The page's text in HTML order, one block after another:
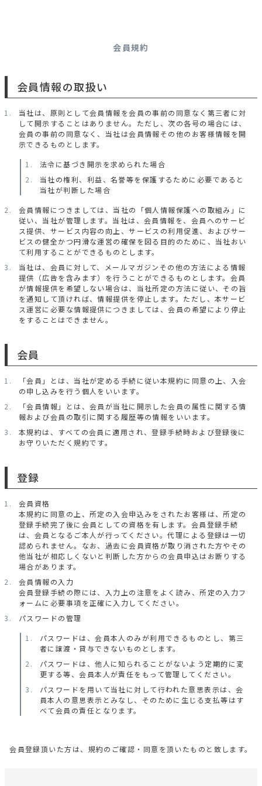
会員規約
会員情報の取扱い
当社は、原則として会員情報を会員の事前の同意なく第三者に対
して開示することはありません。ただし、次の各号の場合には、
会員の事前の同意なく、当社は会員情報その他のお客様情報を開
示できるものとします。
法令に基づき開示を求められた場合
当社の権利、利益、名誉等を保護するために必要であると
当社が判断した場合
会員情報につきましては、当社の「個人情報保護への取組み」に
従い、当社が管理します。当社は、会員情報を、会員へのサービ
ス提供、サービス内容の向上、サービスの利用促進、およびサー
ビスの健全かつ円滑な運営の確保を図る目的のために、当社おい
て利用することができるものとします。
当社は、会員に対して、メールマガジンその他の方法による情報
提供（広告を含みます）を行うことができるものとします。会員
が情報提供を希望しない場合は、当社所定の方法に従い、その旨
を通知して頂ければ、情報提供を停止します。ただし、本サービ
ス運営に必要な情報提供につきましては、会員の希望により停止
をすることはできません。
会員
「会員」とは、当社が定める手続に従い本規約に同意の上、入会
の申し込みを行う個人をいいます。
「会員情報」とは、会員が当社に開示した会員の属性に関する情
報および会員の取引に関する履歴等の情報をいいます。
本規約は、すべての会員に適用され、登録手続時および登録後に
お守りいただく規約です。
登録
会員資格
本規約に同意の上、所定の入会申込みをされたお客様は、所定の
登録手続完了後に会員としての資格を有します。会員登録手続
は、会員となるご本人が行ってください。代理による登録は一切
認められません。なお、過去に会員資格が取り消された方やその
他当社が相応しくないと判断した方からの会員申込はお断りする
場合があります。
会員情報の入力
会員登録手続の際には、入力上の注意をよく読み、所定の入力フ
ォームに必要事項を正確に入力してください。
パスワードの管理
パスワードは、会員本人のみが利用できるものとし、第三
者に譲渡・貸与できないものとします。
パスワードは、他人に知られることがないよう定期的に変
更する等、会員本人が責任をもって管理してください。
パスワードを用いて当社に対して行われた意思表示は、会
員本人の意思表示とみなし、そのために生じる支払等はす
べて会員の責任となります。
会員登録頂いた方は、規約のご確認・同意を頂いたものと致します。